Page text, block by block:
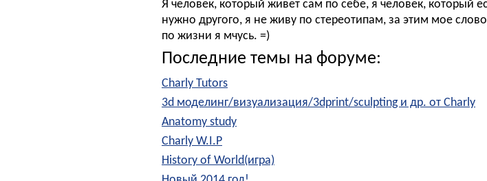
Я человек, который живет сам по себе, я человек,
нужно другого, я не живу по стереотипам, за этим мое
по жизни я мчусь. =)
Последние темы на форуме:
Charly Tutors
3d моделинг/визуализация/3dprint/sculpting и др. от Charly
Anatomy study
Charly W.I.P
History of World(игра)